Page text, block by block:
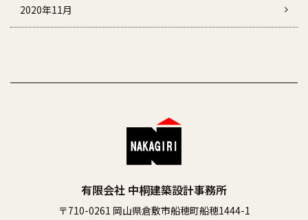
2020年11月
有限会社 中桐建築設計事務所
〒710-0261 岡山県倉敷市船穂町船穂1444-1